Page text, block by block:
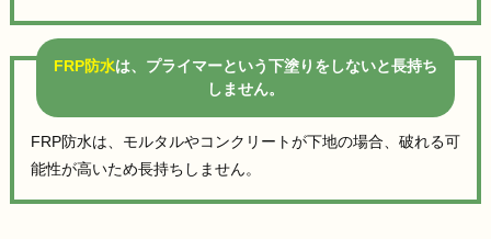
FRP防水は、プライマーという下塗りをしないと長持ち
しません。
FRP防水は、モルタルやコンクリートが下地の場合、破れる可
能性が高いため長持ちしません。